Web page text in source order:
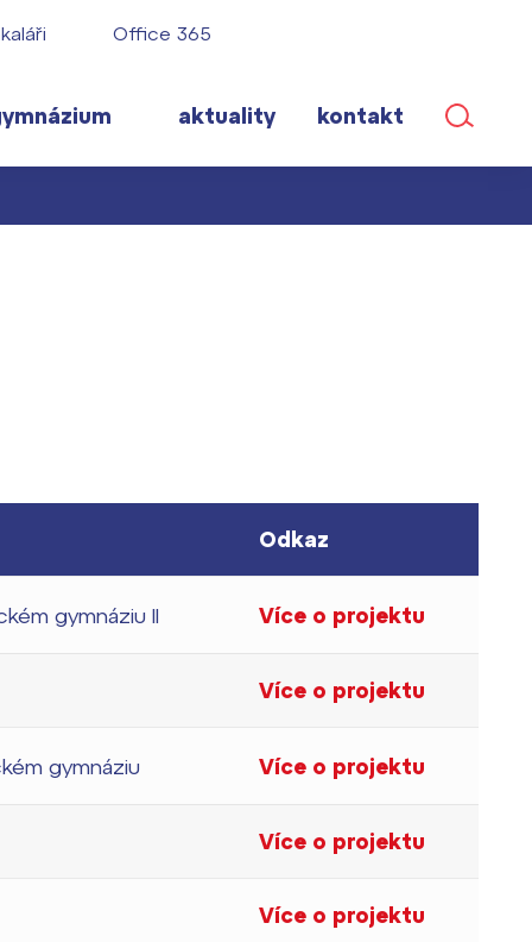
aktuality kontakt
Office 365
Odkaz
gymnáziu II Více o projektu
Více o projektu
gymnáziu Více o projektu
Více o projektu
Více o projektu